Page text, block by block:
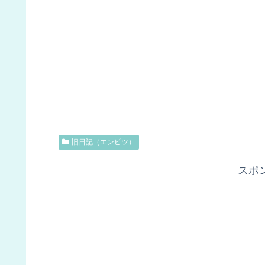
旧日記（エンピツ）
スポ